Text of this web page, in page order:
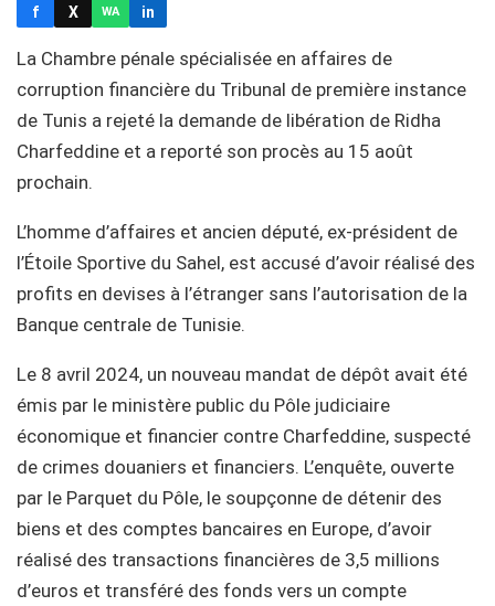
f X WA in
La Chambre pénale spécialisée en affaires de
corruption financière du Tribunal de première instance
de Tunis a rejeté la demande de libération de Ridha
Charfeddine et a reporté son procès au 15 août
prochain.
L’homme d’affaires et ancien député, ex-président de
l’Étoile Sportive du Sahel, est accusé d’avoir réalisé des
profits en devises à l’étranger sans l’autorisation de la
Banque centrale de Tunisie.
Le 8 avril 2024, un nouveau mandat de dépôt avait été
émis par le ministère public du Pôle judiciaire
économique et financier contre Charfeddine, suspecté
de crimes douaniers et financiers. L’enquête, ouverte
par le Parquet du Pôle, le soupçonne de détenir des
biens et des comptes bancaires en Europe, d’avoir
réalisé des transactions financières de 3,5 millions
d’euros et transféré des fonds vers un compte